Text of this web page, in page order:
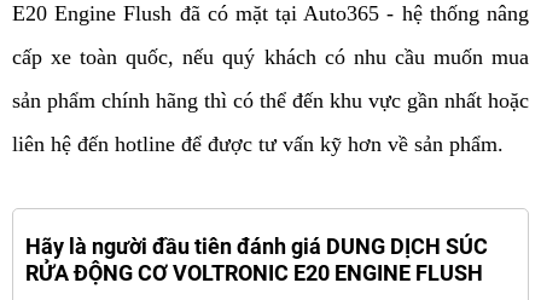
E20 Engine Flush đã có mặt tại Auto365 - hệ thống nâng
cấp xe toàn quốc, nếu quý khách có nhu cầu muốn mua
sản phẩm chính hãng thì có thể đến khu vực gần nhất hoặc
liên hệ đến hotline để được tư vấn kỹ hơn về sản phẩm.
Hãy là người đầu tiên đánh giá DUNG DỊCH SÚC
RỬA ĐỘNG CƠ VOLTRONIC E20 ENGINE FLUSH